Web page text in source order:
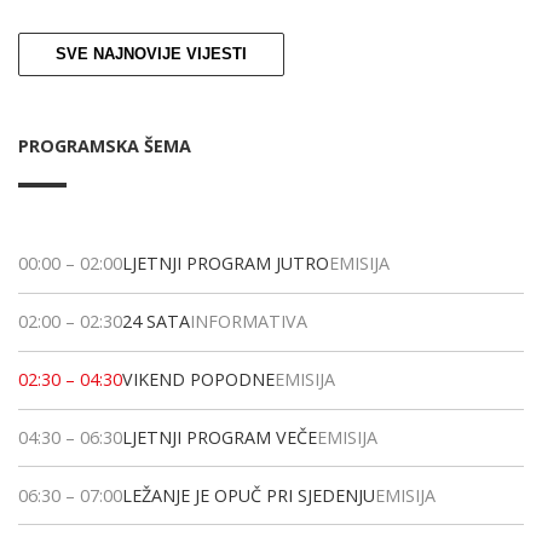
SVE NAJNOVIJE VIJESTI
PROGRAMSKA ŠEMA
00:00 – 02:00LJETNJI PROGRAM JUTROEMISIJA
02:00 – 02:3024 SATAINFORMATIVA
02:30 – 04:30VIKEND POPODNEEMISIJA
04:30 – 06:30LJETNJI PROGRAM VEČEEMISIJA
06:30 – 07:00LEŽANJE JE OPUČ PRI SJEDENJUEMISIJA